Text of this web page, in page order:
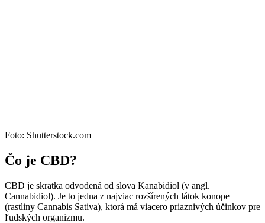
Foto: Shutterstock.com
Čo je CBD?
CBD je skratka odvodená od slova Kanabidiol (v angl.
Cannabidiol). Je to jedna z najviac rozšírených látok konope
(rastliny Cannabis Sativa), ktorá má viacero priaznivých účinkov pre
ľudských organizmu.